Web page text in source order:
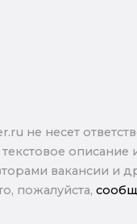
не несет
текстовое
вакансии и
пожалуйста,